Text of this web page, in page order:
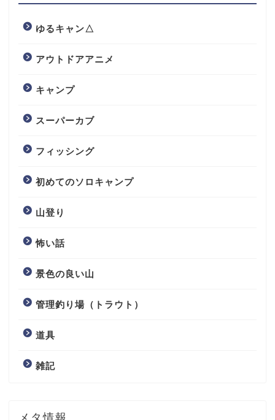
ゆるキャン△
アウトドアアニメ
キャンプ
スーパーカブ
フィッシング
初めてのソロキャンプ
山登り
怖い話
景色の良い山
管理釣り場（トラウト）
道具
雑記
メタ情報